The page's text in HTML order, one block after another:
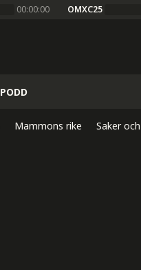
00:00:00 OMXC25
PODD
Mammons rike Saker